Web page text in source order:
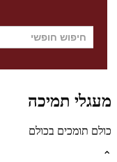
מעגלי תמיכה
כולם תומכים בכולם
⌃